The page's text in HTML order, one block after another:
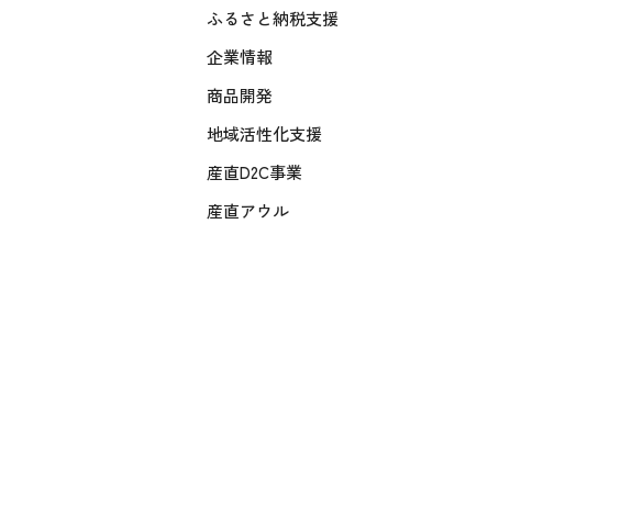
ふるさと納税支援
企業情報
商品開発
地域活性化支援
産直D2C事業
産直アウル